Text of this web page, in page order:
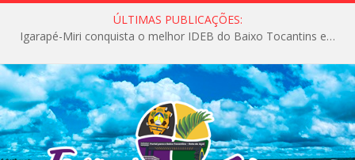
ÚLTIMAS PUBLICAÇÕES:
Igarapé-Miri conquista o melhor IDEB do Baixo Tocantins e avança na qualidade da educação pública